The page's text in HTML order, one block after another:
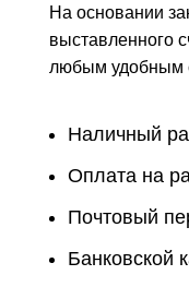
На основании
выставленного
любым удобным
Наличный
Оплата на
Почтовый
Банковской